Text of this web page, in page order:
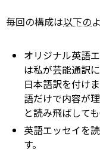
毎回の構成は以下の
オリジナル英語
は私が芸能通訳
日本語訳を付け
語だけで内容が
と読み飛ばしても
英語エッセイを
す。